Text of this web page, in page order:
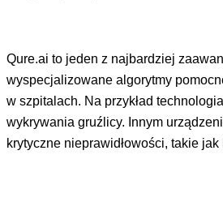
Qure.ai to jeden z najbardziej
wyspecjalizowane algorytmy
w szpitalach. Na przykład
wykrywania gruźlicy. Innym
krytyczne nieprawidłowości, takie